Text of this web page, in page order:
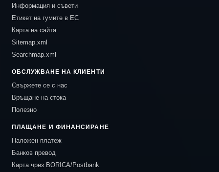
Информация и съвети
Етикет на гумите в ЕС
Карта на сайта
Sitemap.xml
Searchmap.xml
ОБСЛУЖВАНЕ НА КЛИЕНТИ
Свържете се с нас
Връщане на стока
Полезно
ПЛАЩАНЕ И ФИНАНСИРАНЕ
Наложен платеж
Банков превод
Карта чрез BORICA/Postbank